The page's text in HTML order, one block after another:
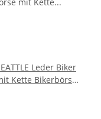
Leder Biker
Kette Bikerbörse